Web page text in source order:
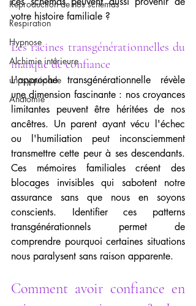
Reproduction de nos schémas
Respiration
Hypnose
Alchimie intérieure
unpsyquiparle
Anatomie
votre histoire familiale ?
Les racines transgénérationnelles du
manque de confiance
L'approche transgénérationnelle révèle
une dimension fascinante : nos croyances
limitantes peuvent être héritées de nos
ancêtres. Un parent ayant vécu l'échec
ou l'humiliation peut inconsciemment
transmettre cette peur à ses descendants.
Ces mémoires familiales créent des
blocages invisibles qui sabotent notre
assurance sans que nous en soyons
conscients. Identifier ces patterns
transgénérationnels permet de
comprendre pourquoi certaines situations
nous paralysent sans raison apparente.
Comment avoir confiance en